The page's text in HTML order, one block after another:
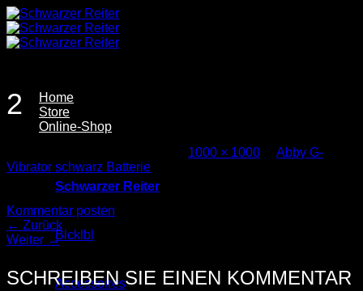
Zum
Inhalt
springen
Home
Store
Online-Shop
Schwarzer Reiter
Blcklbl
Accessoires
2
1000 × 1000
Abby G-
Vibrator schwarz Batterie
Trackbacks sind geschlossen, aber Sie können einen
Kommentar posten
← Zurück
Weiter →
SCHREIBEN SIE EINEN KOMMENTAR